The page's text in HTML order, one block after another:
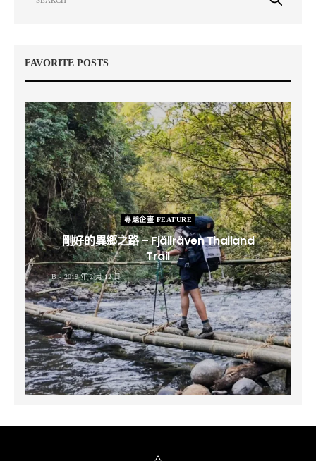
FAVORITE POSTS
專題企畫 FEATURE
剛好的異鄉之路 – Fjällräven Thailand
Trail
B 2019 年 2 月 12 日